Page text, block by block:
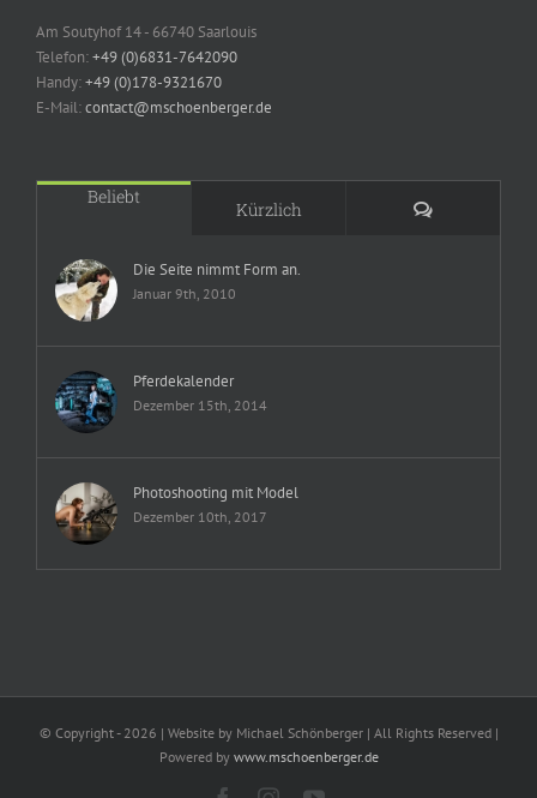
Am Soutyhof 14 - 66740 Saarlouis
Telefon:+49 (0)6831-7642090
Handy:+49 (0)178-9321670
E-Mail:contact@mschoenberger.de
Beliebt
Kürzlich Kommentare
Die Seite nimmt Form an.
Januar 9th, 2010
Pferdekalender
Dezember 15th, 2014
Photoshooting mit Model
Dezember 10th, 2017
© Copyright - 2026 | Website by Michael Schönberger | All Rights Reserved |
Powered by www.mschoenberger.de